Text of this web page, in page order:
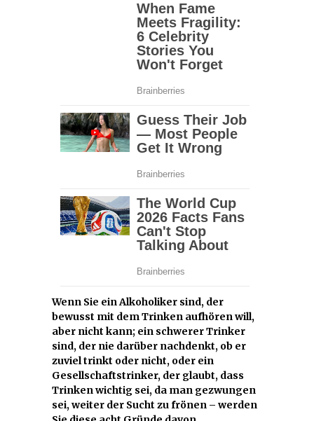
Wenn Sie ein Alkoholiker sind, der
bewusst mit dem Trinken aufhören will,
aber nicht kann; ein schwerer Trinker
sind, der nie darüber nachdenkt, ob er
zuviel trinkt oder nicht, oder ein
Gesellschaftstrinker, der glaubt, dass
Trinken wichtig sei, da man gezwungen
sei, weiter der Sucht zu frönen – werden